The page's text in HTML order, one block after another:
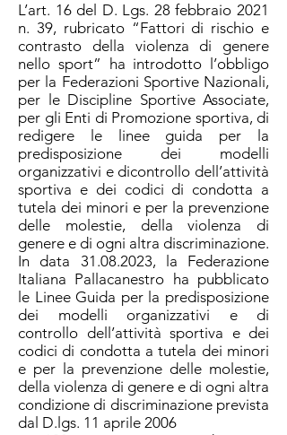
L’art. 16 del D. Lgs. 28 febbraio 2021
n. 39, rubricato “Fattori di rischio e
contrasto della violenza di genere
nello sport” ha introdotto l’obbligo
per la Federazioni Sportive Nazionali,
per le Discipline Sportive Associate,
per gli Enti di Promozione sportiva, di
redigere le linee guida per la
predisposizione dei modelli
organizzativi e dicontrollo dell’attività
sportiva e dei codici di condotta a
tutela dei minori e per la prevenzione
delle molestie, della violenza di
genere e di ogni altra discriminazione.
In data 31.08.2023, la Federazione
Italiana Pallacanestro ha pubblicato
le Linee Guida per la predisposizione
dei modelli organizzativi e di
controllo dell’attività sportiva e dei
codici di condotta a tutela dei minori
e per la prevenzione delle molestie,
della violenza di genere e di ogni altra
condizione di discriminazione prevista
dal D.lgs. 11 aprile 2006